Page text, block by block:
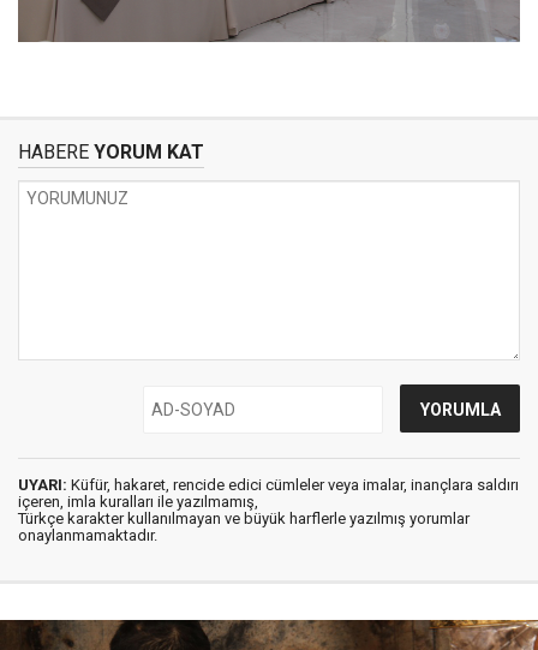
HABERE YORUM KAT
UYARI: Küfür, hakaret, rencide edici cümleler veya imalar, inançlara saldırı
içeren, imla kuralları ile yazılmamış,
Türkçe karakter kullanılmayan ve büyük harflerle yazılmış yorumlar
onaylanmamaktadır.